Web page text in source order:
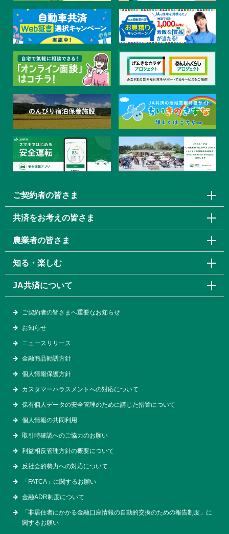
ご契約者の皆さま
共済をお考えの皆さま
農業者の皆さま
知る・楽しむ
JA共済について
ご契約者の皆さまへ重要なお知らせ
お知らせ
ニュースリリース
金融商品勧誘方針
個人情報保護方針
カスタマーハラスメントへの対応について
保有個人データの安全管理のために講じた措置について
個人情報の共同利用
取引時確認へのご協力のお願い
利益相反管理方針の概要について
反社会的勢力への対応について
「FATCA」に関するお願い
金融ADR制度について
「非居住者にかかる金融口座情報の自動的交換のための報告制度」に
関するお願い